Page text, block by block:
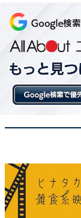
周辺エリアは
たりなスポッ
回答者からは
（70代男性）
ら（30代女性
の複雑さでか
声が上がり、